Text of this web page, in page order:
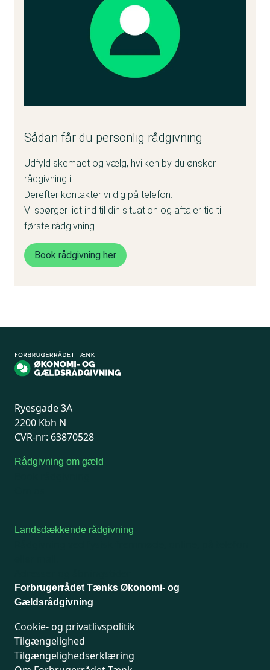
Sådan får du personlig rådgivning
Udfyld skemaet og vælg, hvilken by du ønsker
rådgivning i.
Derefter kontakter vi dig på telefon.
Vi spørger lidt ind til din situation og aftaler tid til
første rådgivning.
Book rådgivning her
Ryesgade 3A
2200 Kbh N
CVR-nr: 63870528
Rådgivning om gæld
Landsdækkende rådgivning
Forbrugerrådet Tænks Økonomi- og
Gældsrådgivning
Cookie- og privatlivspolitik
Tilgængelighed
Tilgængelighedserklæring